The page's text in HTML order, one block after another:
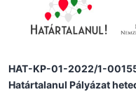
HAT-KP-01-2022/1-
Határtalanul Pályázat